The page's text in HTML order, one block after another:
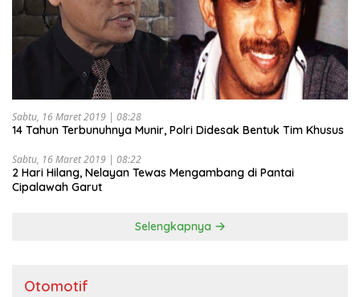
Sabtu, 16 Maret 2019 | 08:28
14 Tahun Terbunuhnya Munir, Polri Didesak Bentuk Tim Khusus
Sabtu, 16 Maret 2019 | 08:22
2 Hari Hilang, Nelayan Tewas Mengambang di Pantai
Cipalawah Garut
Selengkapnya
Otomotif